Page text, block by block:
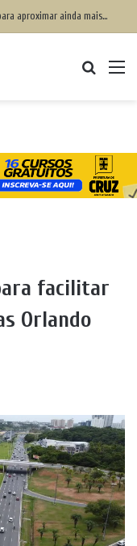
Prefeitura de Cruz lança aplicativo Fala Cruz para aproximar ainda mais a populaçãoda gestão municipal
facilitar
Orlando